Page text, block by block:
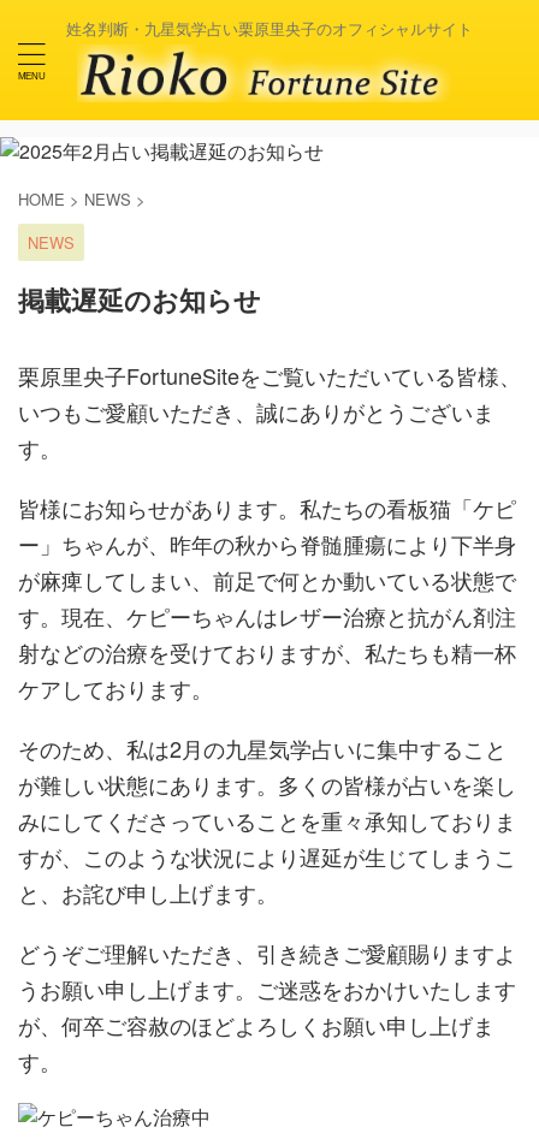
姓名判断・九星気学占い栗原里央子のオフィシャルサイト
HOME > NEWS >
NEWS
掲載遅延のお知らせ
栗原里央子FortuneSiteをご覧いただいている皆様、
いつもご愛顧いただき、誠にありがとうございま
す。
皆様にお知らせがあります。私たちの看板猫「ケピ
ー」ちゃんが、昨年の秋から脊髄腫瘍により下半身
が麻痺してしまい、前足で何とか動いている状態で
す。現在、ケピーちゃんはレザー治療と抗がん剤注
射などの治療を受けておりますが、私たちも精一杯
ケアしております。
そのため、私は2月の九星気学占いに集中すること
が難しい状態にあります。多くの皆様が占いを楽し
みにしてくださっていることを重々承知しておりま
すが、このような状況により遅延が生じてしまうこ
と、お詫び申し上げます。
どうぞご理解いただき、引き続きご愛顧賜りますよ
うお願い申し上げます。ご迷惑をおかけいたします
が、何卒ご容赦のほどよろしくお願い申し上げま
す。